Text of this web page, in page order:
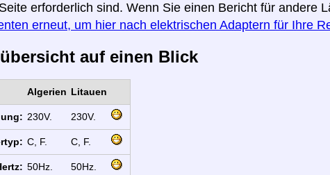
erforderlich sind. Wenn Sie einen Bericht für andere
erneut, um hier nach elektrischen Adaptern für Ihre
auf einen Blick
Algerien Litauen
230V. 230V.
C, F. C, F.
50Hz. 50Hz.